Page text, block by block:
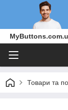
Товари та